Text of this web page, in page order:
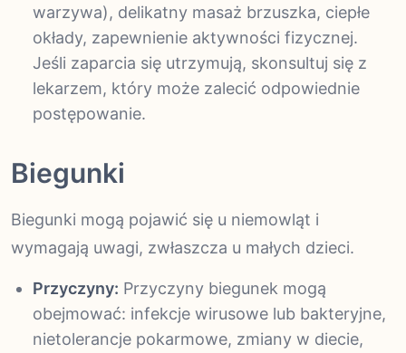
warzywa), delikatny masaż brzuszka, ciepłe
okłady, zapewnienie aktywności fizycznej.
Jeśli zaparcia się utrzymują, skonsultuj się z
lekarzem, który może zalecić odpowiednie
postępowanie.
Biegunki
Biegunki mogą pojawić się u niemowląt i
wymagają uwagi, zwłaszcza u małych dzieci.
Przyczyny: Przyczyny biegunek mogą
obejmować: infekcje wirusowe lub bakteryjne,
nietolerancje pokarmowe, zmiany w diecie,